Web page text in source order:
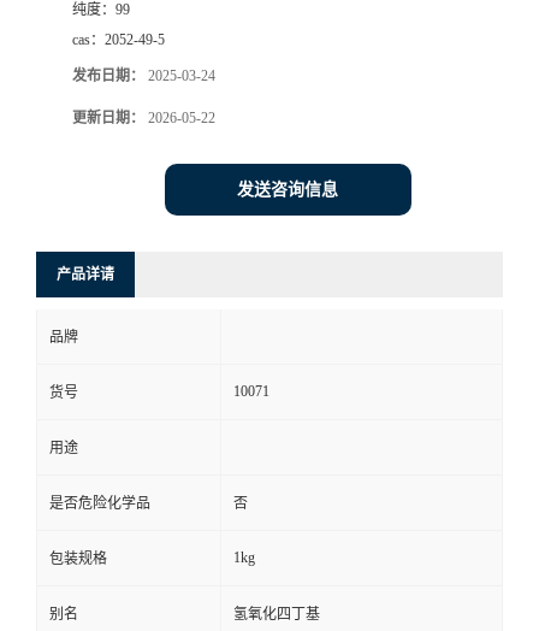
纯度： 99
cas： 2052-49-5
发布日期： 2025-03-24
更新日期： 2026-05-22
发送咨询信息
产品详请
品牌
货号 10071
用途
是否危险化学品 否
包装规格 1kg
别名 氢氧化四丁基